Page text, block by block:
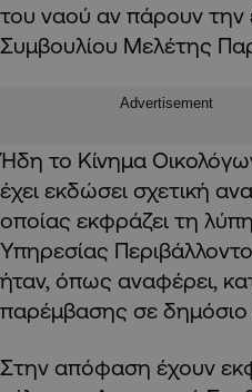
του ναού αν πάρουν την
Συμβουλίου Μελέτης
Advertisement
Ήδη το Κίνημα
έχει εκδώσει σχετική
οποίας εκφράζει τη
Υπηρεσίας
ήταν, όπως αναφέρει,
παρέμβασης σε δημόσιο
Στην απόφαση έχουν